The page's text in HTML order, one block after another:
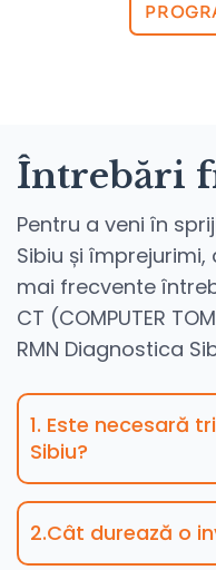
Întrebări
Pentru a veni în
Sibiu și
mai frecvente
CT (COMPUTER
RMN Diagnostica
1. Este necesară
Sibiu?
2.Cât durează o